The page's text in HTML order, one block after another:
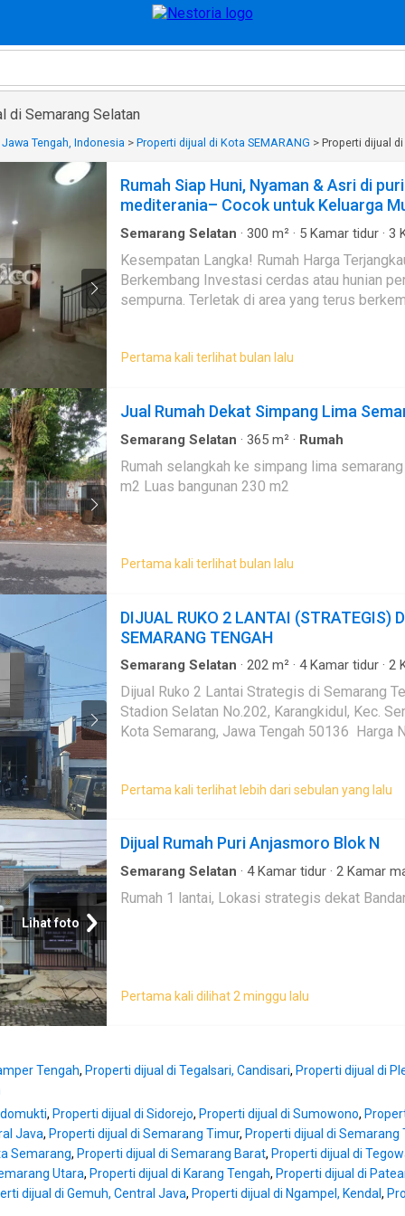
di Semarang Selatan
Tengah, Indonesia > Properti dijual di Kota SEMARANG > Properti dijual
Rumah Siap Huni, Nyaman & Asri di puri
mediterania– Cocok untuk Keluarga
Semarang Selatan · 300 m² · 5 Kamar tidur · 3
Kesempatan Langka! Rumah Harga
Berkembang Investasi cerdas atau hunian
sempurna. Terletak di area yang terus
Pertama kali terlihat bulan lalu
Jual Rumah Dekat Simpang Lima
Semarang Selatan · 365 m² · Rumah
Rumah selangkah ke simpang lima semarang Luas tanah 356
m2 Luas bangunan 230 m2
Pertama kali terlihat bulan lalu
DIJUAL RUKO 2 LANTAI (STRATEGIS)
SEMARANG TENGAH
Semarang Selatan · 202 m² · 4Kamar tidur · 2
Dijual Ruko 2 Lantai Strategis di Semarang Tengah
Stadion Selatan No.202, Karangkidul, Kec.
Kota Semarang, Jawa Tengah 50136 Harga
Keunggulan: - Ruko 2 lantai, cocok untuk
atau bisnis lainnya - Lokasi strategis di
12 menit ke Stasiun Semarang Tawang - 3,4
ke Gerbang Tol Gayamsari - Bebas banjir -
- Potensi investasi dengan kenaikan harga
Pertama kali terlihat lebih dari sebulan yang lalu
Lihat foto
Dijual Rumah Puri Anjasmoro Blok N
Semarang Selatan · 4Kamar tidur · 2 Kamar
Halaman
Rumah 1 lantai, Lokasi strategis dekat
Pertama kali dilihat 2 minggu lalu
Tengah, Properti dijual di Tegalsari, Candisari, Properti dijual di
, Properti dijual di Sidorejo, Properti dijual di Sumowono,
Java, Properti dijual di Semarang Timur, Properti dijual di Semarang
Semarang, Properti dijual di Semarang Barat, Properti dijual di
Utara, Properti dijual di Karang Tengah, Properti dijual di
dijual di Gemuh, Central Java, Properti dijual di Ngampel, Kendal ,